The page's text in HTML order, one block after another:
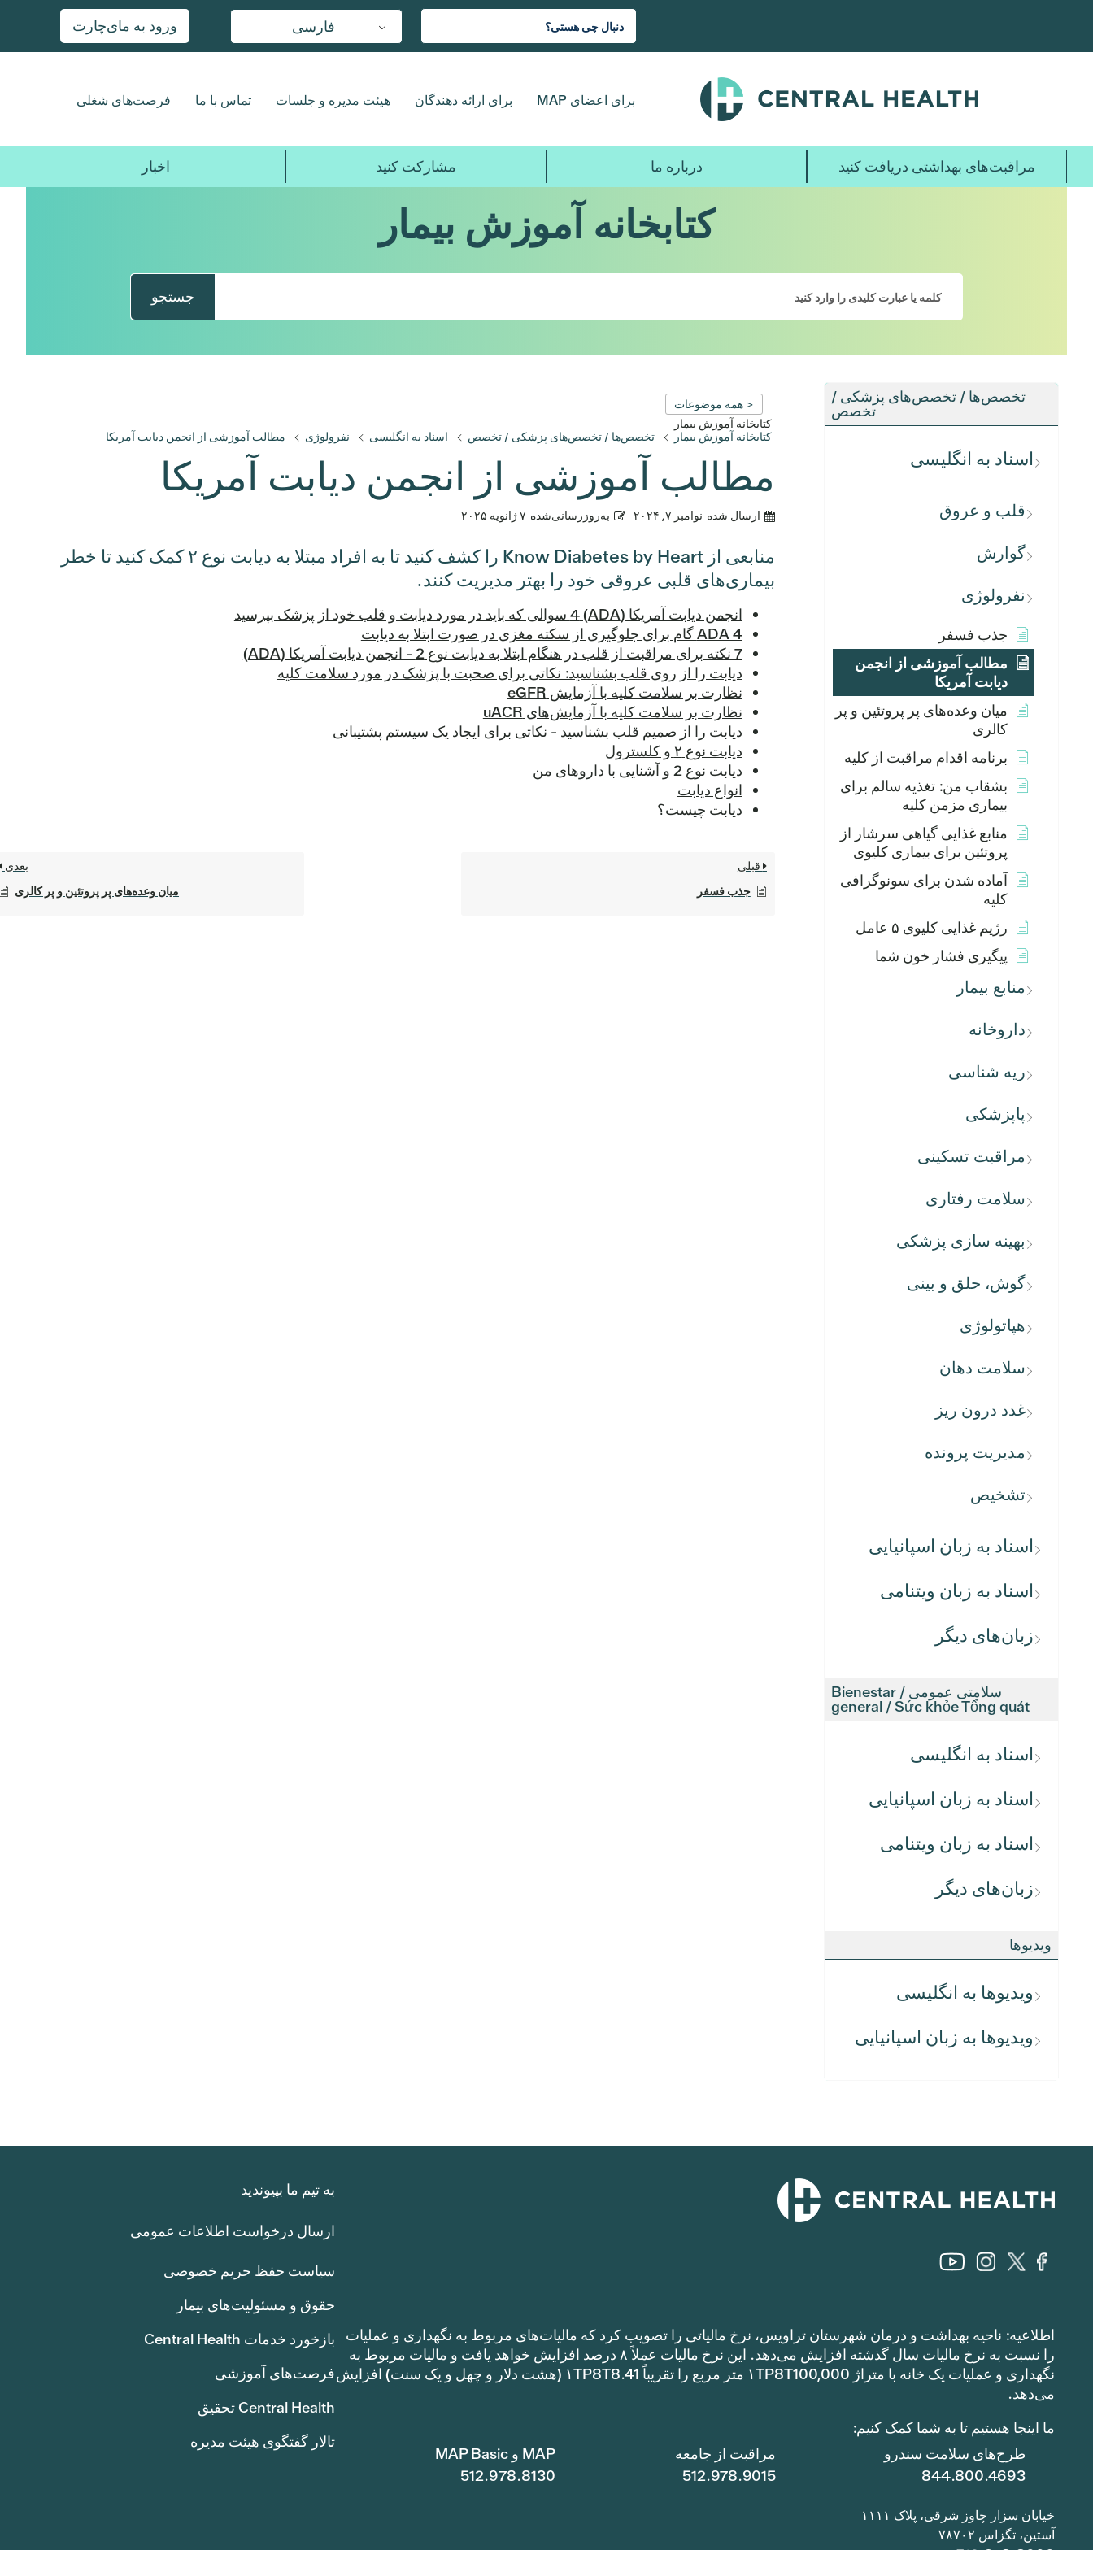
محتوای
فارسی ورود به مای‌چارت
برای اعضای MAP برای ارائه دهندگان هیئت مدیره و جلسات تماس با ما فرصت‌های شغلی
مراقبت‌های بهداشتی دریافت کنید درباره ما مشارکت کنید اخبار
کتابخانه آموزش بیمار
جستجو
تخصص‌ها / تخصص‌های پزشکی /
تخصص
اسناد به انگلیسی
قلب و عروق
گوارش
نفرولوژی
جذب فسفر
مطالب آموزشی از انجمن
دیابت آمریکا
میان وعده‌های پر پروتئین و پر
کالری
برنامه اقدام مراقبت از کلیه
بشقاب من: تغذیه سالم برای
بیماری مزمن کلیه
منابع غذایی گیاهی سرشار از
پروتئین برای بیماری کلیوی
آماده شدن برای سونوگرافی
کلیه
رژیم غذایی کلیوی ۵ عامل
پیگیری فشار خون شما
منابع بیمار
داروخانه
ریه شناسی
پاپزشکی
مراقبت تسکینی
سلامت رفتاری
بهینه سازی پزشکی
گوش، حلق و بینی
هپاتولوژی
سلامت دهان
غدد درون ریز
مدیریت پرونده
تشخیص
اسناد به زبان اسپانیایی
اسناد به زبان ویتنامی
زبان‌های دیگر
سلامتی عمومی / Bienestar
general / Sức khỏe Tổng quát
اسناد به انگلیسی
اسناد به زبان اسپانیایی
اسناد به زبان ویتنامی
زبان‌های دیگر
ویدیوها
ویدیوها به انگلیسی
ویدیوها به زبان اسپانیایی
< همه موضوعات
کتابخانه آموزش بیمار
کتابخانه آموزش بیمار
تخصص‌ها / تخصص‌های پزشکی / تخصص اسناد به انگلیسی نفرولوژی مطالب آموزشی از انجمن دیابت آمریکا
مطالب آموزشی از انجمن دیابت آمریکا
ارسال شده نوامبر ۷, ۲۰۲۴ به‌روزرسانی‌شده ۷ ژانویه ۲۰۲۵
منابعی از Know Diabetes by Heart را کشف کنید تا به افراد مبتلا به دیابت نوع ۲ کمک کنید تا خطر
بیماری‌های قلبی عروقی خود را بهتر مدیریت کنند.
انجمن دیابت آمریکا (ADA) 4 سوالی که باید در مورد دیابت و قلب خود از پزشک بپرسید
ADA 4 گام برای جلوگیری از سکته مغزی در صورت ابتلا به دیابت
7 نکته برای مراقبت از قلب در هنگام ابتلا به دیابت نوع 2 - انجمن دیابت آمریکا (ADA)
دیابت را از روی قلب بشناسید: نکاتی برای صحبت با پزشک در مورد سلامت کلیه
نظارت بر سلامت کلیه با آزمایش eGFR
نظارت بر سلامت کلیه با آزمایش‌های uACR
دیابت را از صمیم قلب بشناسید - نکاتی برای ایجاد یک سیستم پشتیبانی
دیابت نوع ۲ و کلسترول
دیابت نوع 2 و آشنایی با داروهای من
انواع دیابت
دیابت چیست؟
قبلی
جذب فسفر
بعدی
میان وعده‌های پر پروتئین و پر کالری
اطلاعیه: ناحیه بهداشت و درمان شهرستان تراویس، نرخ مالیاتی را تصویب کرد که مالیات‌های مربوط به نگهداری و عملیات
را نسبت به نرخ مالیات سال گذشته افزایش می‌دهد. این نرخ مالیات عملاً ۸ درصد افزایش خواهد یافت و مالیات مربوط به
نگهداری و عملیات یک خانه با متراژ ۱TP8T100,000 متر مربع را تقریباً ۱TP8T8.41 (هشت دلار و چهل و یک سنت) افزایش
می‌دهد.
ما اینجا هستیم تا به شما کمک کنیم:
MAP و MAP Basic
512.978.8130
مراقبت از جامعه
512.978.9015
طرح‌های سلامت سندرو
844.800.4693
خیابان سزار چاوز شرقی، پلاک ۱۱۱۱
آستین، تگزاس ۷۸۷۰۲
به تیم ما بپیوندید
ارسال درخواست اطلاعات عمومی
سیاست حفظ حریم خصوصی
حقوق و مسئولیت‌های بیمار
بازخورد خدمات Central Health
فرصت‌های آموزشی
Central Health تحقیق
تالار گفتگوی هیئت مدیره